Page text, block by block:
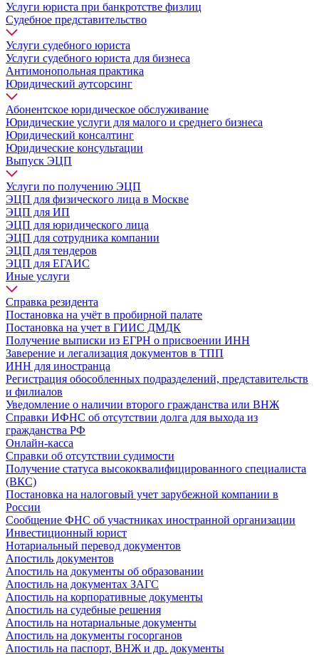
Услуги юриста при банкротстве физлиц
Судебное представительство
Услуги судебного юриста
Услуги судебного юриста для бизнеса
Антимонопольная практика
Юридический аутсорсинг
Абонентское юридическое обслуживание
Юридические услуги для малого и среднего бизнеса
Юридический консалтинг
Юридические консультации
Выпуск ЭЦП
Услуги по получению ЭЦП
ЭЦП для физического лица в Москве
ЭЦП для ИП
ЭЦП для юридического лица
ЭЦП для сотрудника компании
ЭЦП для тендеров
ЭЦП для ЕГАИС
Иные услуги
Справка резидента
Постановка на учёт в пробирной палате
Постановка на учет в ГИИС ДМДК
Получение выписки из ЕГРН о присвоении ИНН
Заверение и легализация документов в ТПП
ИНН для иностранца
Регистрация обособленных подразделений, представительств
и филиалов
Уведомление о наличии второго гражданства или ВНЖ
Справки ИФНС об отсутствии долга для выхода из
гражданства РФ
Онлайн-касса
Справки об отсутствии судимости
Получение статуса высококвалифицированного специалиста
(ВКС)
Постановка на налоговый учет зарубежной компании в
России
Сообщение ФНС об участниках иностранной организации
Инвестиционный юрист
Нотариальный перевод документов
Апостиль документов
Апостиль на документы об образовании
Апостиль на документах ЗАГС
Апостиль на корпоративные документы
Апостиль на судебные решения
Апостиль на нотариальные документы
Апостиль на документы госорганов
Апостиль на паспорт, ВНЖ и др. документы